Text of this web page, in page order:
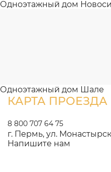
Одноэтажный дом
Одноэтажный дом Шале
КАРТА ПРОЕЗДА
8 800 707 64 75
г. Пермь, ул.
Напишите нам